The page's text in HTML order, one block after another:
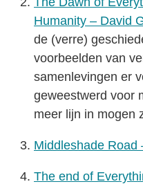
Humanity – David
de (verre)
voorbeelden van
samenlevingen er
geweestwerd voor
meer lijn in mogen
Middleshade Road
The end of